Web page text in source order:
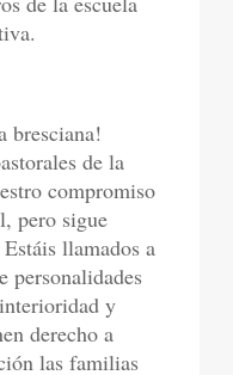
bresciana!
de la
compromiso
pero sigue
llamados a
personalidades
y
derecho a
las familias